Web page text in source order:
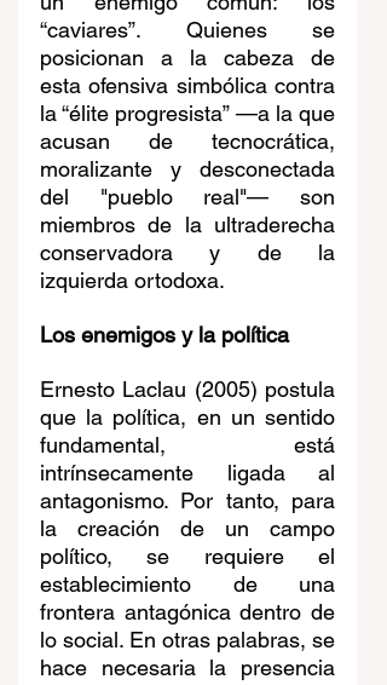
“caviares”. Quienes se
posicionan a la cabeza de
esta ofensiva simbólica contra
la “élite progresista” —a la que
acusan de tecnocrática,
moralizante y desconectada
del "pueblo real"— son
miembros de la ultraderecha
conservadora y de la
izquierda ortodoxa.
Los enemigos y la política
Ernesto Laclau (2005) postula
que la política, en un sentido
fundamental, está
intrínsecamente ligada al
antagonismo. Por tanto, para
la creación de un campo
político, se requiere el
establecimiento de una
frontera antagónica dentro de
lo social. En otras palabras, se
hace necesaria la presencia